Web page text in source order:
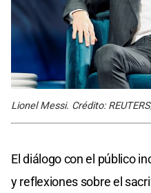
Lionel Messi. Crédito:
El diálogo con el público
y reflexiones sobre el